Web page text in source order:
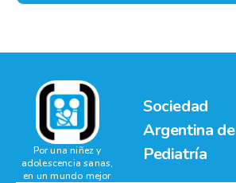
Sociedad
Argentina de
Pediatría
Por una niñez y
adolescencia sanas,
en un mundo mejor